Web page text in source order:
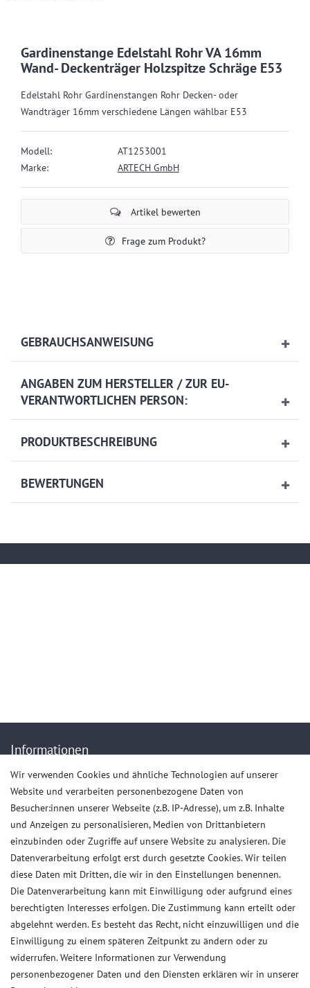
Gardinenstange Edelstahl Rohr VA 16mm
Wand- Deckenträger Holzspitze Schräge E53
Edelstahl Rohr Gardinenstangen Rohr Decken- oder
Wandträger 16mm verschiedene Längen wählbar E53
Modell:
AT1253001
Marke:
ARTECH GmbH
Artikel bewerten
Frage zum Produkt?
GEBRAUCHSANWEISUNG
ANGABEN ZUM HERSTELLER / ZUR EU-
VERANTWORTLICHEN PERSON:
PRODUKTBESCHREIBUNG
BEWERTUNGEN
Informationen
Impressum
AGB
Daten­schutz­erklärung
Widerrufs­recht
Kaufvertrag widerrufen
Kunden Service
Anmelden
Registrieren
Zahlungsarten
Wir verwenden Cookies und ähnliche Technologien auf unserer
Website und verarbeiten personenbezogene Daten von
Besucher:innen unserer Webseite (z.B. IP-Adresse), um z.B. Inhalte
und Anzeigen zu personalisieren, Medien von Drittanbietern
einzubinden oder Zugriffe auf unsere Website zu analysieren. Die
Datenverarbeitung erfolgt erst durch gesetzte Cookies. Wir teilen
diese Daten mit Dritten, die wir in den Einstellungen benennen.
Die Datenverarbeitung kann mit Einwilligung oder aufgrund eines
berechtigten Interesses erfolgen. Die Zustimmung kann erteilt oder
abgelehnt werden. Es besteht das Recht, nicht einzuwilligen und die
Einwilligung zu einem späteren Zeitpunkt zu ändern oder zu
widerrufen. Weitere Informationen zur Verwendung
personenbezogener Daten und den Diensten erklären wir in unserer